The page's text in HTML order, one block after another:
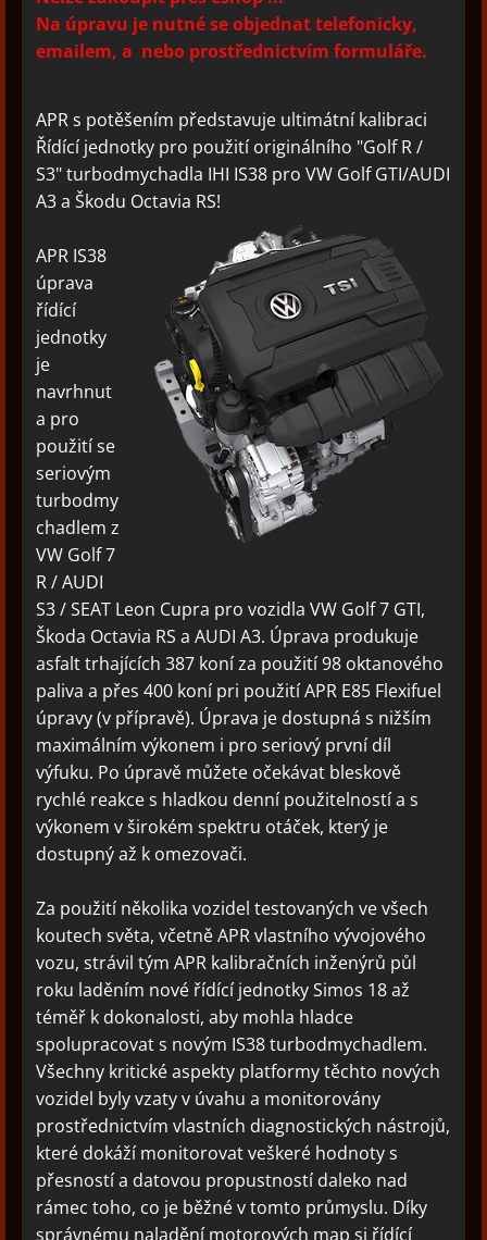
Na úpravu je nutné se objednat telefonicky,
emailem, a nebo prostřednictvím formuláře.
APR s potěšením představuje ultimátní kalibraci
Řídící jednotky pro použití originálního "Golf R /
S3" turbodmychadla IHI IS38 pro VW Golf GTI/AUDI
A3 a Škodu Octavia RS!
APR IS38
úprava
řídící
jednotky
je
navrhnut
a pro
použití se
seriovým
turbodmy
chadlem z
VW Golf 7
R / AUDI
S3 / SEAT Leon Cupra pro vozidla VW Golf 7 GTI,
Škoda Octavia RS a AUDI A3. Úprava produkuje
asfalt trhajících 387 koní za použití 98 oktanového
paliva a přes 400 koní pri použití APR E85 Flexifuel
úpravy (v přípravě). Úprava je dostupná s nižším
maximálním výkonem i pro seriový první díl
výfuku. Po úpravě můžete očekávat bleskově
rychlé reakce s hladkou denní použitelností a s
výkonem v širokém spektru otáček, který je
dostupný až k omezovači.
Za použití několika vozidel testovaných ve všech
koutech světa, včetně APR vlastního vývojového
vozu, strávil tým APR kalibračních inženýrů půl
roku laděním nové řídící jednotky Simos 18 až
téměř k dokonalosti, aby mohla hladce
spolupracovat s novým IS38 turbodmychadlem.
Všechny kritické aspekty platformy těchto nových
vozidel byly vzaty v úvahu a monitorovány
prostřednictvím vlastních diagnostických nástrojů,
které dokáží monitorovat veškeré hodnoty s
přesností a datovou propustností daleko nad
rámec toho, co je běžné v tomto průmyslu. Díky
správnému naladění motorových map si řídící